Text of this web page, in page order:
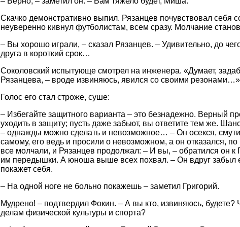
Скачко демонстративно выпил. Рязанцев почувствовал себя
неуверенно кивнул футболистам, всем сразу. Молчание
– Вы хорошо играли, – сказал Рязанцев. – Удивительно, до
друга в короткий срок…
Соколовский испытующе смотрел на инженера. «Думает,
Рязанцева, – вроде извиняюсь, явился со своими резонами…»
Голос его стал строже, суше:
– Избегайте защитного варианта – это безнадежно. Верный
уходить в защиту; пусть даже забьют, вы ответите тем же.
– однажды можно сделать и невозможное… – Он осекся,
самому, его ведь и просили о невозможном, а он отказался,
все молчали, и Рязанцев продолжал: – И вы, – обратился он к
им передышки. А юноша выше всех похвал. – Он вдруг забыл
покажет себя.
– На одной ноге не больно покажешь – заметил Григорий.
Мудрено! – подтвердил Фокин. – А вы кто, извиняюсь,
делам физической культуры и спорта?